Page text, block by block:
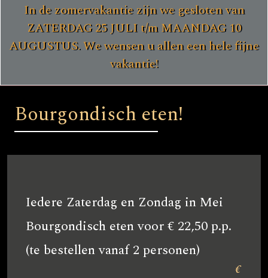
In de zomervakantie zijn we gesloten van
ZATERDAG 25 JULI t/m MAANDAG 10
AUGUSTUS. We wensen u allen een hele fijne
vakantie!
Bourgondisch eten!
Iedere Zaterdag en Zondag in Mei
Bourgondisch eten voor € 22,50 p.p.
(te bestellen vanaf 2 personen)
€